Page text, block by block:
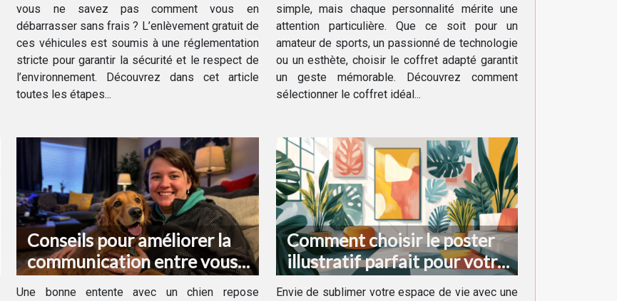
vous ne savez pas comment vous en
débarrasser sans frais ? L’enlèvement gratuit de
ces véhicules est soumis à une réglementation
stricte pour garantir la sécurité et le respect de
l’environnement. Découvrez dans cet article
toutes les étapes...
simple, mais chaque personnalité mérite une
attention particulière. Que ce soit pour un
amateur de sports, un passionné de technologie
ou un esthète, choisir le coffret adapté garantit
un geste mémorable. Découvrez comment
sélectionner le coffret idéal...
Conseils pour améliorer la
communication entre vous
et votre chien
Une bonne entente avec un chien repose
Comment choisir le poster
illustratif parfait pour votre
décoration intérieure
Envie de sublimer votre espace de vie avec une